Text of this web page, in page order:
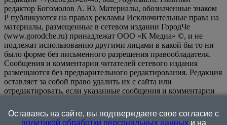
редактор Богомолов А. Ю. Материалы, обозначенные знаком
Р публикуются на правах рекламы Исключительные права на
материалы, размещенные в сетевом издании ГородЧе
(www.gorodche.ru) принадлежат ООО «К Медиа» ©, и не
подлежат использованию другими лицами в какой бы то ни
было форме без письменного разрешения правообладателя.
Сообщения и комментарии читателей сетевого издания
размещаются без предварительного редактирования. Редакция
оставляет за собой право удалить их с сайта или
отредактировать, если указанные сообщения и комментарии
или нарушением иных требований закона.
информационном ресурсе применяются рекомендательные
Оставаясь на сайте, вы подтверждаете свое согласие с
политикой обработки персональных данныхи на